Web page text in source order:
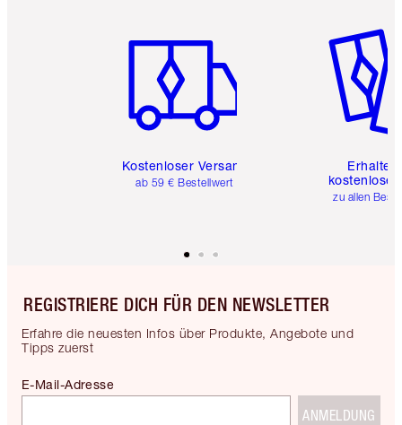
Kostenloser Versand
ab 59 € Bestellwert
Erhalte
kostenlose
zu allen
REGISTRIERE DICH FÜR DEN NEWSLETTER
Erfahre die neuesten Infos über Produkte, Angebote und
Tipps zuerst
E-Mail-Adresse
ANMELDUNG